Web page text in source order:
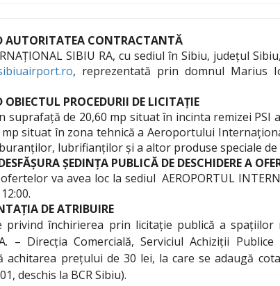
AUTORITATEA CONTRACTANTĂ
SIBIU RA, cu sediul în Sibiu, județul
, reprezentată prin domnul Marius
PROCEDURII DE LICITAȚIE
suprafață de 20,60 mp situat în incinta remizei
mp situat în zona tehnică a Aeroportului
lubrifianților și a altor produse speciale de
ȘEDINȚA PUBLICĂ DE DESCHIDERE A
va avea loc la sediul AEROPORTUL
DE ATRIBUIRE
privind închirierea prin licitație publică a spațiilor
– Direcția Comercială, Serviciul Achiziții
achitarea prețului de 30 lei, la care se adaugă
deschis la BCR Sibiu).